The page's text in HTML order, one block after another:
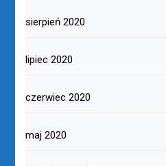
sierpień 2020
lipiec 2020
czerwiec 2020
maj 2020